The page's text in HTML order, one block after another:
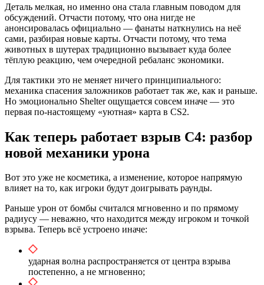
Деталь мелкая, но именно она стала главным поводом для
обсуждений. Отчасти потому, что она нигде не
анонсировалась официально — фанаты наткнулись на неё
сами, разбирая новые карты. Отчасти потому, что тема
животных в шутерах традиционно вызывает куда более
тёплую реакцию, чем очередной ребаланс экономики.
Для тактики это не меняет ничего принципиального:
механика спасения заложников работает так же, как и раньше.
Но эмоционально Shelter ощущается совсем иначе — это
первая по-настоящему «уютная» карта в CS2.
Как теперь работает взрыв C4: разбор
новой механики урона
Вот это уже не косметика, а изменение, которое напрямую
влияет на то, как игроки будут доигрывать раунды.
Раньше урон от бомбы считался мгновенно и по прямому
радиусу — неважно, что находится между игроком и точкой
взрыва. Теперь всё устроено иначе:
ударная волна распространяется от центра взрыва
постепенно, а не мгновенно;